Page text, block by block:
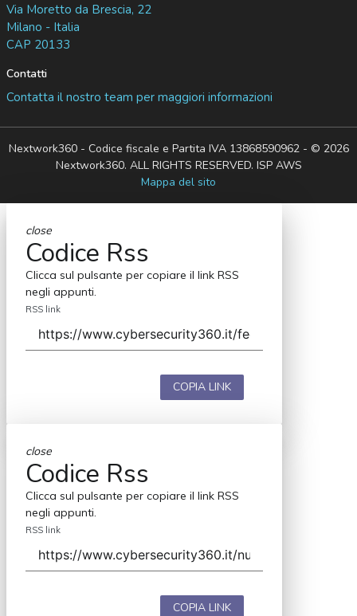
Via Moretto da Brescia, 22
Milano - Italia
CAP 20133
Contatti
Contatta il nostro team per maggiori informazioni
Nextwork360 - Codice fiscale e Partita IVA 13868590962 - © 2026
Nextwork360. ALL RIGHTS RESERVED. ISP AWS
Mappa del sito
close
Codice Rss
Clicca sul pulsante per copiare il link RSS
negli appunti.
RSS link
COPIA LINK
close
Codice Rss
Clicca sul pulsante per copiare il link RSS
negli appunti.
RSS link
COPIA LINK